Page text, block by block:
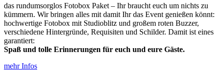
das rundumsorglos Fotobox Paket – Ihr braucht euch um nichts zu
kümmern. Wir bringen alles mit damit Ihr das Event genießen könnt:
hochwertige Fotobox mit Studioblitz und großem roten Buzzer,
verschiedene Hintergründe, Requisiten und Schilder. Damit ist eines
garantiert:
Spaß und tolle Erinnerungen für euch und eure Gäste.
mehr Infos